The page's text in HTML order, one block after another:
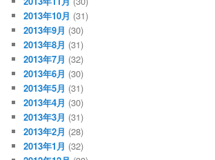
2013年10月 (31)
2013年9月 (30)
2013年8月 (31)
2013年7月 (32)
2013年6月 (30)
2013年5月 (31)
2013年4月 (30)
2013年3月 (31)
2013年2月 (28)
2013年1月 (32)